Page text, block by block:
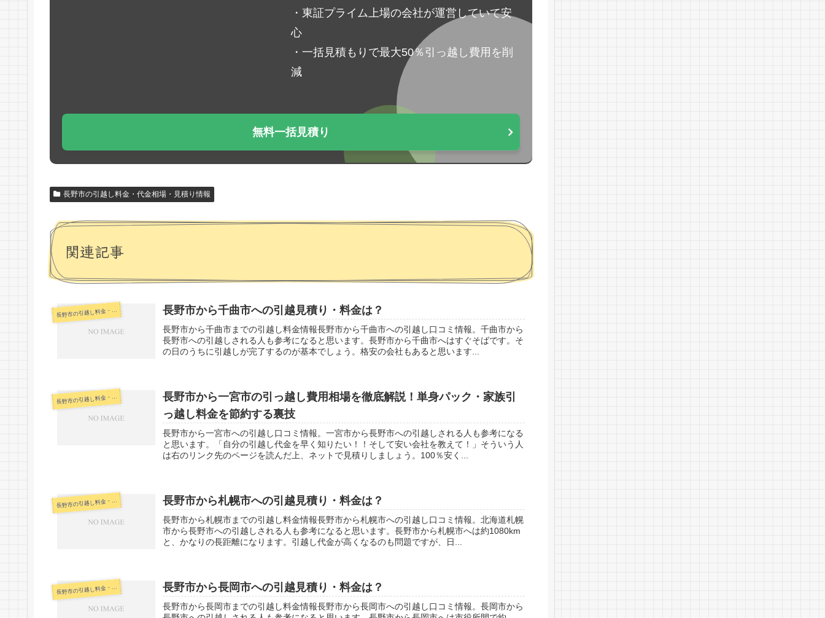
・東証プライム上場の会社が運営していて安
心
・一括見積もりで最大50％引っ越し費用を削
減
無料一括見積り
長野市の引越し料金・代金相場・見積り情報
関連記事
長 野市の引越し料金・代金相場・見積り情報 長野市から千曲市への引越見積り・料金は？
長野市から千曲市までの引越し料金情報長野市から千曲市への引越し口コミ情報。千曲市から
長野市への引越しされる人も参考になると思います。長野市から千曲市へはすぐそばです。そ
の日のうちに引越しが完了するのが基本でしょう。格安の会社もあると思います...
長 野市の引越し料金・代金相場・見積り情報
長野市から一宮市の引っ越し費用相場を徹底解説！単身パック・家族引
っ越し料金を節約する裏技
長野市から一宮市への引越し口コミ情報。一宮市から長野市への引越しされる人も参考になる
と思います。「自分の引越し代金を早く知りたい！！そして安い会社を教えて！」そういう人
は右のリンク先のページを読んだ上、ネットで見積りしましょう。100％安く...
長 野市の引越し料金・代金相場・見積り情報 長野市から札幌市への引越見積り・料金は？
長野市から札幌市までの引越し料金情報長野市から札幌市への引越し口コミ情報。北海道札幌
市から長野市への引越しされる人も参考になると思います。長野市から札幌市へは約1080km
と、かなりの長距離になります。引越し代金が高くなるのも問題ですが、日...
長 野市の引越し料金・代金相場・見積り情報 長野市から長岡市への引越見積り・料金は？
長野市から長岡市までの引越し料金情報長野市から長岡市への引越し口コミ情報。長岡市から